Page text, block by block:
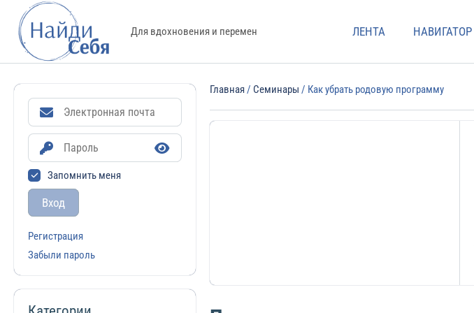
Для вдохновения и перемен ЛЕНТА НАВИГАТОР
Запомнить меня
Вход
Регистрация
Забыли пароль
Главная/ Семинары / Как убрать родовую программу